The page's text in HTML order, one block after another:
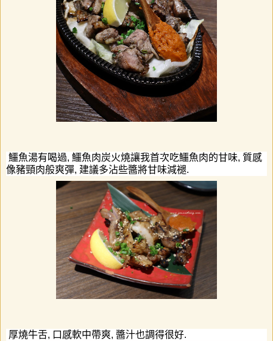
鱷魚湯有喝過, 鱷魚肉炭火燒讓我首次吃鱷魚肉的甘味, 質感
像豬頸肉般爽彈, 建議多沾些醬將甘味減褪.
厚燒牛舌, 口感軟中帶爽, 醬汁也調得很好.